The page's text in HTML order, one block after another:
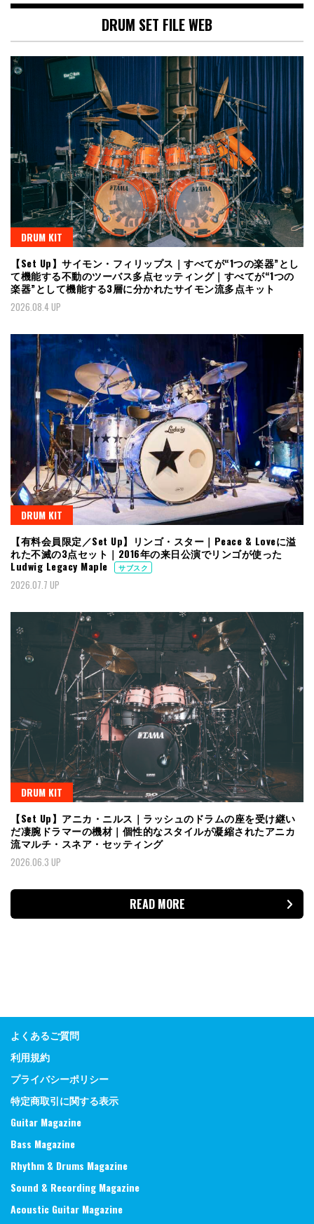
DRUM SET FILE WEB
DRUM KIT
【Set Up】サイモン・フィリップス｜すべてが“1つの楽器”とし
て機能する不動のツーバス多点セッティング｜すべてが“1つの
楽器”として機能する3層に分かれたサイモン流多点キット
2026.08.4 UP
DRUM KIT
【有料会員限定／Set Up】リンゴ・スター｜Peace & Loveに溢
れた不滅の3点セット｜2016年の来日公演でリンゴが使った
Ludwig Legacy Maple
サブスク
2026.07.7 UP
DRUM KIT
【Set Up】アニカ・ニルス｜ラッシュのドラムの座を受け継い
だ凄腕ドラマーの機材｜個性的なスタイルが凝縮されたアニカ
流マルチ・スネア・セッティング
2026.06.3 UP
READ MORE
よくあるご質問
利用規約
プライバシーポリシー
特定商取引に関する表示
Guitar Magazine
Bass Magazine
Rhythm & Drums Magazine
Sound & Recording Magazine
Acoustic Guitar Magazine